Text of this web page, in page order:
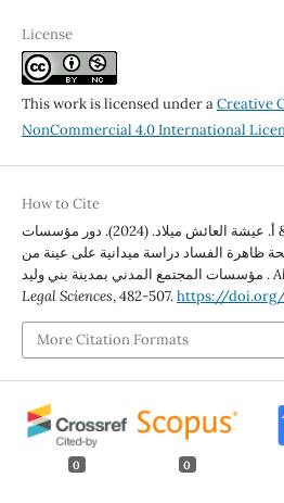
License
This work is licensed under aCreative
NonCommercial 4.0 International
How to Cite
أ. خديجة إسماعيل عمار, & أ. عيشة العائش ميلاد. (2024). دور مؤسسات
ظاهرة الفساد دراسة ميدانية على عينة من
مؤسسات المجتمع المدني بمدينة بني وليد .
Legal Sciences, 482-507.https://doi.org/
More Citation Formats
0 0